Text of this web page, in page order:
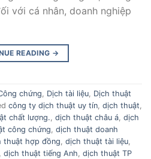
với cá nhân, doanh nghiệp
READING →
chứng, Dịch tài liệu, Dịch thuật
công ty dịch thuật uy tín, dịch thuật,
chất lượng., dịch thuật châu á, dịch
công chứng, dịch thuật doanh
thuật hợp đồng, dịch thuật tài liệu,
, dịch thuật tiếng Anh, dịch thuật TP